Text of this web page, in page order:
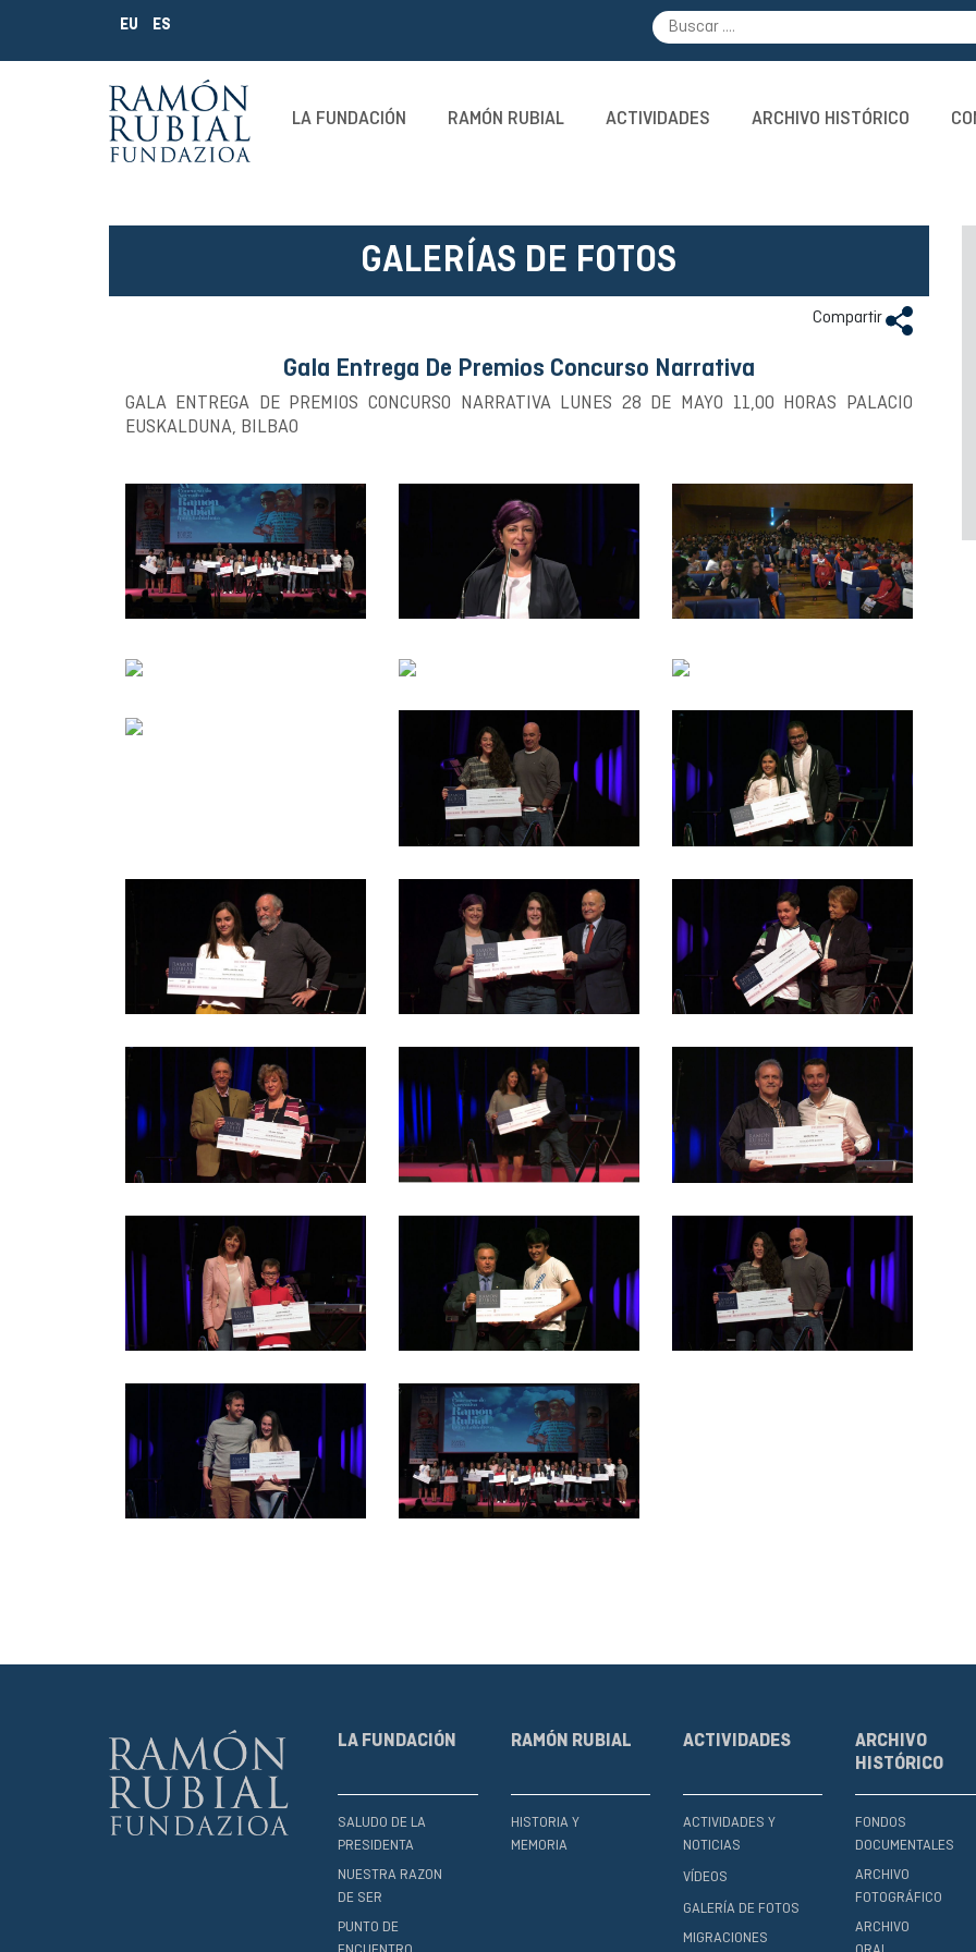
EU ES
LA FUNDACIÓN RAMÓN RUBIAL ACTIVIDADES ARCHIVO HISTÓRICO
GALERÍAS DE FOTOS
Compartir
Gala Entrega De Premios Concurso Narrativa
GALA ENTREGA DE PREMIOS CONCURSO NARRATIVA LUNES 28 DE MAYO 11,00 HORAS PALACIO
EUSKALDUNA, BILBAO
LA FUNDACIÓN
SALUDO DE LA
PRESIDENTA
NUESTRA RAZON
DE SER
PUNTO DE
RAMÓN RUBIAL
HISTORIA Y
MEMORIA
ACTIVIDADES
ACTIVIDADES Y
NOTICIAS
VÍDEOS
GALERÍA DE FOTOS
MIGRACIONES
ARCHIVO
HISTÓRICO
FONDOS
DOCUMENTALES
ARCHIVO
FOTOGRÁFICO
ARCHIVO